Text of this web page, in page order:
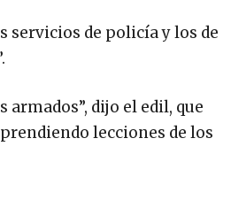
servicios de policía y los de
dijo el edil, que
lecciones de los